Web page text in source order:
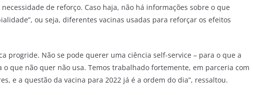
de reforço. Caso haja, não há informações sobre o que
ou seja, diferentes vacinas usadas para reforçar os efeitos
progride. Não se pode querer uma ciência self-service – para o que a
que não quer não usa. Temos trabalhado fortemente, em parceria com
e a questão da vacina para 2022 já é a ordem do dia”, ressaltou.